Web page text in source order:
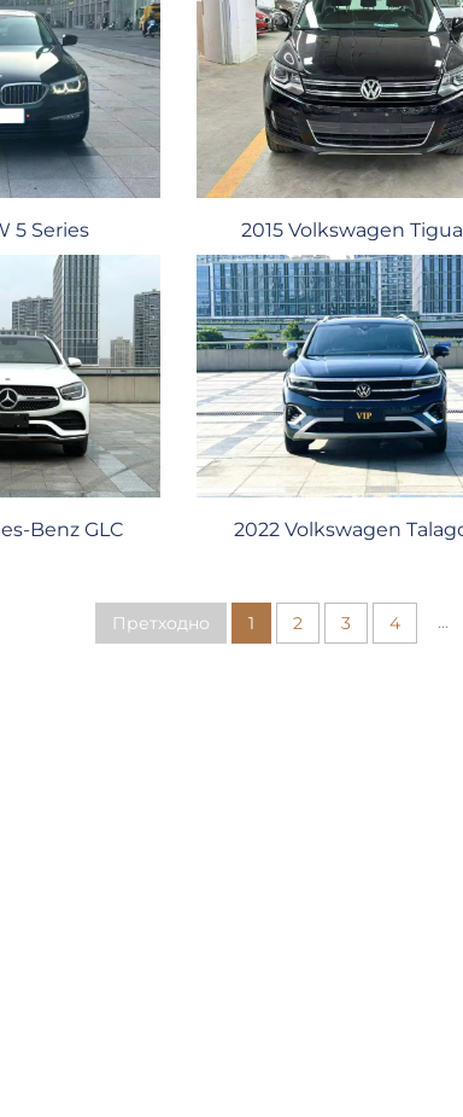
5 Series 2015 Volkswagen
Benz GLC 2022 Volkswagen
Претходно 1 2 3 4 ...